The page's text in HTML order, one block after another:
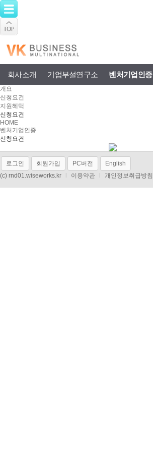
회사소개 기업부설연구소 벤처기업인증
개요
신청요건
지원혜택
신청요건
HOME
벤처기업인증
신청요건
로그인 회원가입 PC버전
English
(c) rnd01.wiseworks.kr
이용약관 개인정보취급방침